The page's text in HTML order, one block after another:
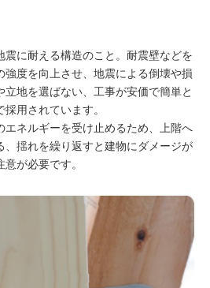
震に耐える構造のこと。耐震壁などを
強度を向上させ、地震による倒壊や損
地を選ばない、工事が安価で簡単と
用されています。
エネルギーを受け止めるため、上階へ
、揺れを繰り返すと建物にダメージが
が必要です。